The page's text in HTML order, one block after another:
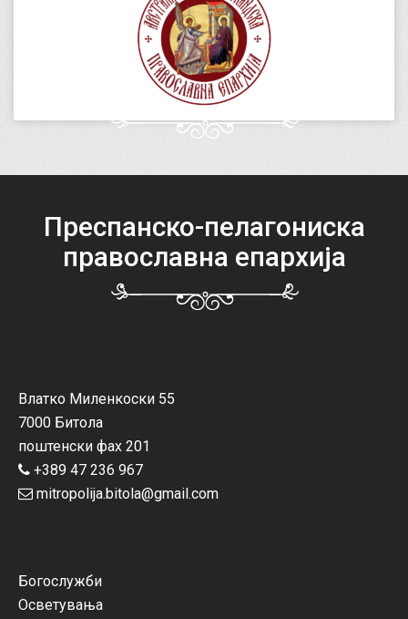
Преспанско-пелагониска
православна епархија
Влатко Миленкоски 55
7000 Битола
поштенски фах 201
+389 47 236 967
mitropolija.bitola@gmail.com
Богослужби
Осветувања